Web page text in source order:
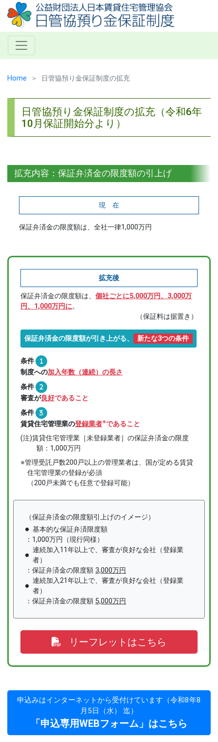
Home 日管協預り金保証制度の拡充
日管協預り金保証制度の拡充（令和6年
10月保証開始分より）
拡充内容：保証弁済金の限度額の引上げ
現 在
保証弁済金の限度額は、全社一律1,000万円
拡充後
保証弁済金の限度額は、 個社ごとに5,000万円、3,000万
円、1,000万円に。
（保証料は据置き）
保証弁済金の限度額が引き上がる、 新たな3つの条件
条件 1
制度への加入年数（連続）の長さ
条件
2
審査が良好であること
条件
3
賃貸住宅管理業の登録業者※であること
(注)賃貸住宅管理業［未登録業者］の保証弁済金の限度
額：1,000万円
※管理受託戸数200戸以上の管理業者は、国が定める賃貸
住宅管理業の登録が必須
（200戸未満でも任意で登録可能）
（保証弁済金の限度額引上げのイメージ）
基本的な保証弁済限度額
：1,000万円（現行同様）
連続加入11年以上で、審査が良好な会社（登録業
者）
：保証弁済金の限度額 3,000万円
連続加入21年以上で、審査が良好な会社（登録業
者）
：保証弁済金の限度額 5,000万円
リーフレットはこちら
申込みはインターネットから受付けています（令和8年8
月5日（水） 迄）
「申込専用WEBフォーム」はこちら